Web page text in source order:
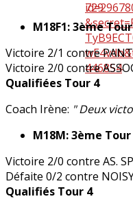
M18F1: 3ème
Victoire 2/1 contre
Victoire 2/0 contre
Qualifiées Tour 4
Coach Irène: " Deux
M18M: 3ème
Victoire 2/0 contre AS.
Défaite 0/2 contre
Qualifiés Tour 4